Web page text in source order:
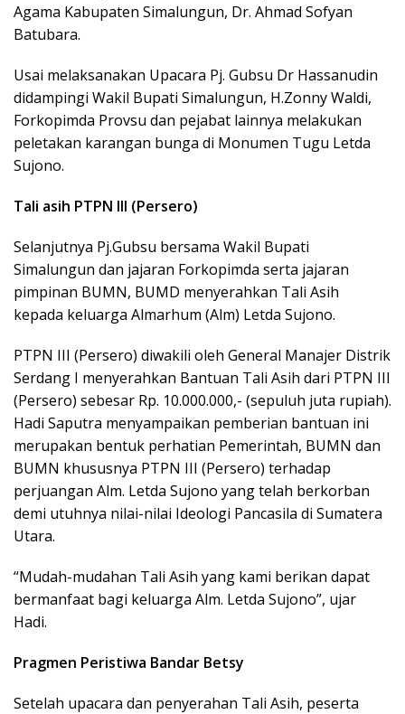
Agama Kabupaten Simalungun, Dr. Ahmad Sofyan
Batubara.
Usai melaksanakan Upacara Pj. Gubsu Dr Hassanudin
didampingi Wakil Bupati Simalungun, H.Zonny Waldi,
Forkopimda Provsu dan pejabat lainnya melakukan
peletakan karangan bunga di Monumen Tugu Letda
Sujono.
Tali asih PTPN III (Persero)
Selanjutnya Pj.Gubsu bersama Wakil Bupati
Simalungun dan jajaran Forkopimda serta jajaran
pimpinan BUMN, BUMD menyerahkan Tali Asih
kepada keluarga Almarhum (Alm) Letda Sujono.
PTPN III (Persero) diwakili oleh General Manajer Distrik
Serdang I menyerahkan Bantuan Tali Asih dari PTPN III
(Persero) sebesar Rp. 10.000.000,- (sepuluh juta rupiah).
Hadi Saputra menyampaikan pemberian bantuan ini
merupakan bentuk perhatian Pemerintah, BUMN dan
BUMN khususnya PTPN III (Persero) terhadap
perjuangan Alm. Letda Sujono yang telah berkorban
demi utuhnya nilai-nilai Ideologi Pancasila di Sumatera
Utara.
“Mudah-mudahan Tali Asih yang kami berikan dapat
bermanfaat bagi keluarga Alm. Letda Sujono”, ujar
Hadi.
Pragmen Peristiwa Bandar Betsy
Setelah upacara dan penyerahan Tali Asih, peserta